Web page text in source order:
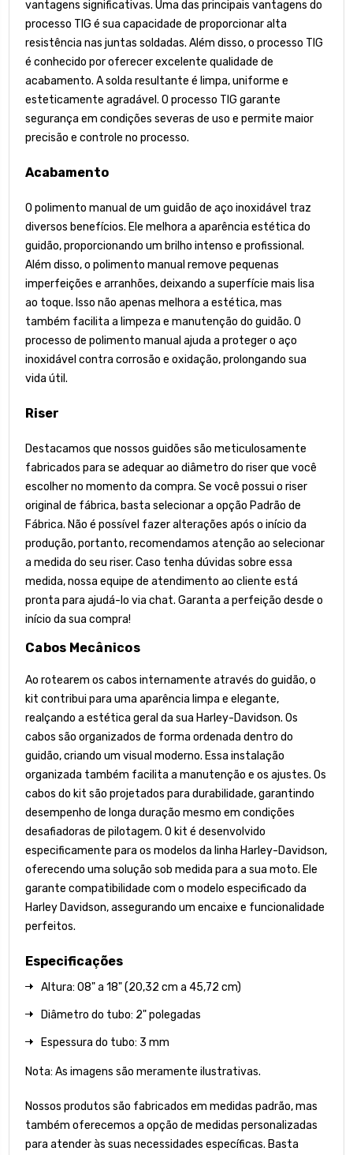
vantagens significativas. Uma das principais vantagens do
processo TIG é sua capacidade de proporcionar alta
resistência nas juntas soldadas. Além disso, o processo TIG
é conhecido por oferecer excelente qualidade de
acabamento. A solda resultante é limpa, uniforme e
esteticamente agradável. O processo TIG garante
segurança em condições severas de uso e permite maior
precisão e controle no processo.
Acabamento
O polimento manual de um guidão de aço inoxidável traz
diversos benefícios. Ele melhora a aparência estética do
guidão, proporcionando um brilho intenso e profissional.
Além disso, o polimento manual remove pequenas
imperfeições e arranhões, deixando a superfície mais lisa
ao toque. Isso não apenas melhora a estética, mas
também facilita a limpeza e manutenção do guidão. O
processo de polimento manual ajuda a proteger o aço
inoxidável contra corrosão e oxidação, prolongando sua
vida útil.
Riser
Destacamos que nossos guidões são meticulosamente
fabricados para se adequar ao diâmetro do riser que você
escolher no momento da compra. Se você possui o riser
original de fábrica, basta selecionar a opção Padrão de
Fábrica. Não é possível fazer alterações após o início da
produção, portanto, recomendamos atenção ao selecionar
a medida do seu riser. Caso tenha dúvidas sobre essa
medida, nossa equipe de atendimento ao cliente está
pronta para ajudá-lo via chat. Garanta a perfeição desde o
início da sua compra!
Cabos Mecânicos
Ao rotearem os cabos internamente através do guidão, o
kit contribui para uma aparência limpa e elegante,
realçando a estética geral da sua Harley-Davidson. Os
cabos são organizados de forma ordenada dentro do
guidão, criando um visual moderno. Essa instalação
organizada também facilita a manutenção e os ajustes. Os
cabos do kit são projetados para durabilidade, garantindo
desempenho de longa duração mesmo em condições
desafiadoras de pilotagem. O kit é desenvolvido
especificamente para os modelos da linha Harley-Davidson,
oferecendo uma solução sob medida para a sua moto. Ele
garante compatibilidade com o modelo especificado da
Harley Davidson, assegurando um encaixe e funcionalidade
perfeitos.
Especificações
Altura: 08" a 18" (20,32 cm a 45,72 cm)
Diâmetro do tubo: 2" polegadas
Espessura do tubo: 3 mm
Nota: As imagens são meramente ilustrativas.
Nossos produtos são fabricados em medidas padrão, mas
também oferecemos a opção de medidas personalizadas
para atender às suas necessidades específicas. Basta